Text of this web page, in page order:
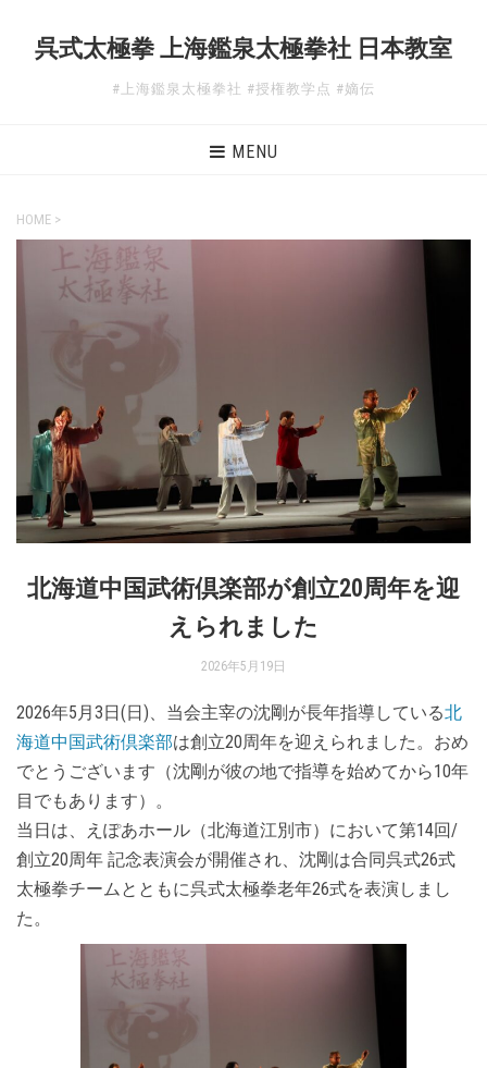
呉式太極拳 上海鑑泉太極拳社 日本教室
#上海鑑泉太極拳社 #授権教学点 #嫡伝
MENU
HOME >
北海道中国武術倶楽部が創立20周年を迎
えられました
2026年5月19日
2026年5月3日(日)、当会主宰の沈剛が長年指導している北
海道中国武術倶楽部は創立20周年を迎えられました。おめ
でとうございます（沈剛が彼の地で指導を始めてから10年
目でもあります）。
当日は、えぽあホール（北海道江別市）において第14回/
創立20周年 記念表演会が開催され、沈剛は合同呉式26式
太極拳チームとともに呉式太極拳老年26式を表演しまし
た。